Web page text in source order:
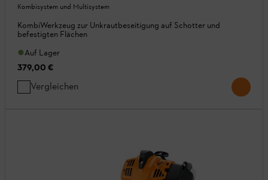
Kombisystem und Multisystem
KombiWerkzeug zur Unkrautbeseitigung auf Schotter und
befestigten Flächen
Auf Lager
379,00 €
Vergleichen